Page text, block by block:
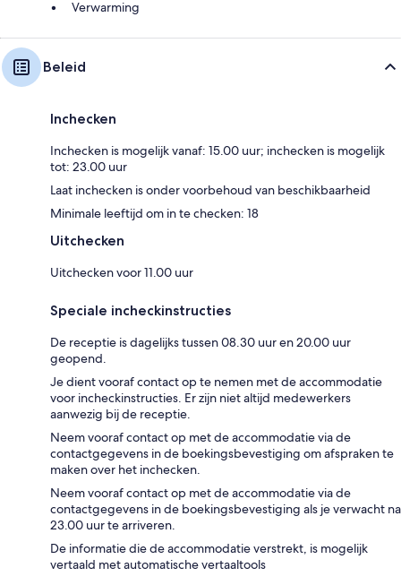
Verwarming
Beleid
Inchecken
Inchecken is mogelijk vanaf: 15.00 uur; inchecken is mogelijk
tot: 23.00 uur
Laat inchecken is onder voorbehoud van beschikbaarheid
Minimale leeftijd om in te checken: 18
Uitchecken
Uitchecken voor 11.00 uur
Speciale incheckinstructies
De receptie is dagelijks tussen 08.30 uur en 20.00 uur
geopend.
Je dient vooraf contact op te nemen met de accommodatie
voor incheckinstructies. Er zijn niet altijd medewerkers
aanwezig bij de receptie.
Neem vooraf contact op met de accommodatie via de
contactgegevens in de boekingsbevestiging om afspraken te
maken over het inchecken.
Neem vooraf contact op met de accommodatie via de
contactgegevens in de boekingsbevestiging als je verwacht na
23.00 uur te arriveren.
De informatie die de accommodatie verstrekt, is mogelijk
vertaald met automatische vertaaltools